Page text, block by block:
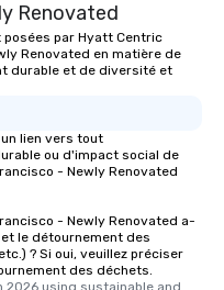
Memorable
Smacking Foodie
to gather and dine
experienced, and all
last. It’s an
will reminisce about
One of the best
convenient and
experience is
restaurants are within
Renovated
par Hyatt Centric
Renovated en matière de
durable et de diversité et
lien vers tout
ou d'impact social de
- Newly Renovated
- Newly Renovated a-
le détournement des
? Si oui, veuillez préciser
des déchets.